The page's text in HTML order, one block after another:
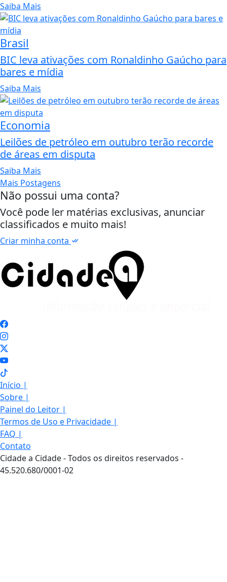
Saiba Mais
Brasil
BIC leva ativações com Ronaldinho Gaúcho para
bares e mídia
Saiba Mais
Economia
Leilões de petróleo em outubro terão recorde
de áreas em disputa
Saiba Mais
Mais Postagens
Não possui uma conta?
Você pode ler matérias exclusivas, anunciar
classificados e muito mais!
Criar minha conta
Início |
Sobre |
Painel do Leitor |
Termos de Uso e Privacidade |
FAQ |
Contato
Cidade a Cidade - Todos os direitos reservados -
45.520.680/0001-02